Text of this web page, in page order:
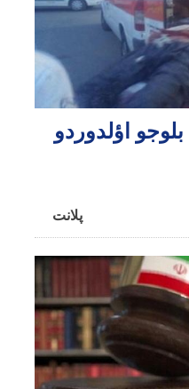
اؤلدوردو
پلانت